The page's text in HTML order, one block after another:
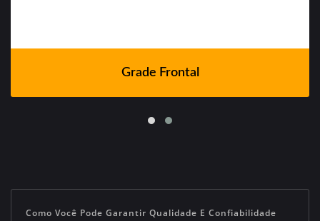
Grade Frontal
Como Você Pode Garantir Qualidade E Confiabilidade